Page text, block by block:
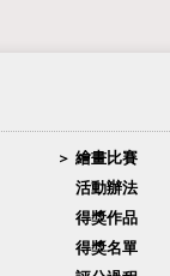
繪畫比賽
活動辦法
得獎作品
得獎名單